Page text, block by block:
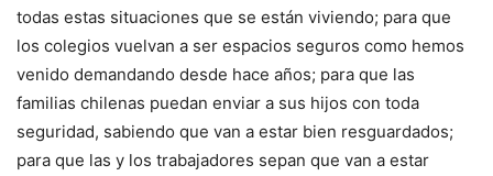
todas estas situaciones que se están viviendo; para que
los colegios vuelvan a ser espacios seguros como hemos
venido demandando desde hace años; para que las
familias chilenas puedan enviar a sus hijos con toda
seguridad, sabiendo que van a estar bien resguardados;
para que las y los trabajadores sepan que van a estar